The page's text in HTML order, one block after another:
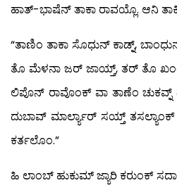
ಹಾತ್-ಭಾಷೆನ್ ತಾಕಾ ರಾವಯ್ಲೊ. ಆನಿ
“ತಾಣಿಂ ತಾಕಾ ಸೊಧುನ್ ಕಾಡ್ನ್,
ತೊ ಮೆಳನಾ ಜರ್ ಜಾಯ್ತ್, ತರ್ ತೊ
ಲಿಪೊನ್ ರಾವೊಂಕ್ ವಾ ತಾಣೆಂ
ದುಬಾವ್ ಮಾರ್ಲ್ಯಾರ್ ಸಯ್ತ್
ಕರ್ತಲೊಂ.”
ಹಿ ಲಾಂಬ್ ಹುಕುಮ್ ಜ್ಯಾರಿ ಕರುಂಕ್